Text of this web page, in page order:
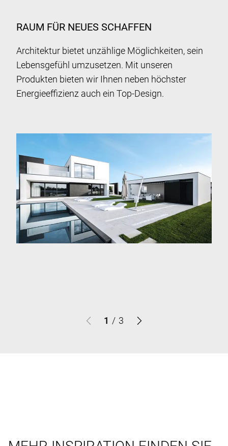
RAUM FÜR NEUES SCHAFFEN
Architektur bietet unzählige Möglichkeiten, sein
Lebensgefühl umzusetzen. Mit unseren
Produkten bieten wir Ihnen neben höchster
Energieeffizienz auch ein Top-Design.
1 / 3